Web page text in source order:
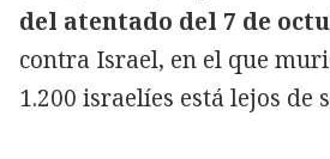
del atentado del 7 de
contra Israel, en el que
1.200 israelíes está lejos de